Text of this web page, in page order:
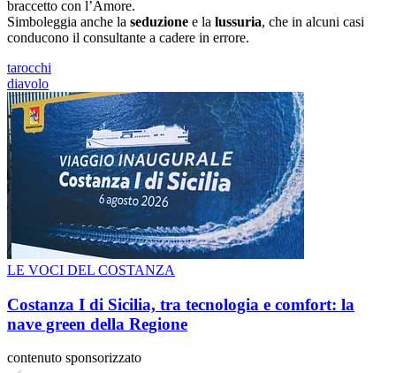
braccetto con l’Amore.
Simboleggia anche la seduzione e la lussuria, che in alcuni casi
conducono il consultante a cadere in errore.
tarocchi
diavolo
LE VOCI DEL COSTANZA
Costanza I di Sicilia, tra tecnologia e comfort: la
nave green della Regione
contenuto sponsorizzato